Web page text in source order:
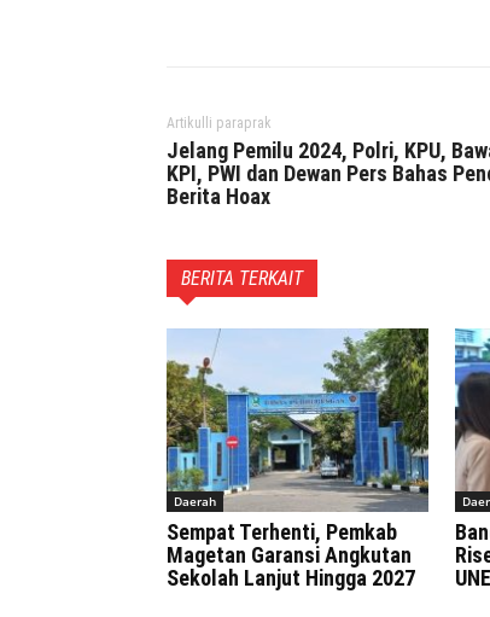
Artikulli paraprak
Jelang Pemilu 2024, Polri, KPU,
KPI, PWI dan Dewan Pers Bahas
Berita Hoax
BERITA TERKAIT
Daerah
Sempat Terhenti, Pemkab
Magetan Garansi Angkutan
Sekolah Lanjut Hingga 2027